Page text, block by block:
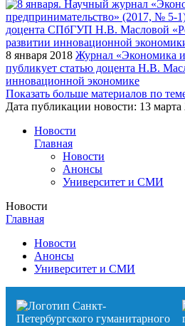
8 января 2018 Журнал «Экономика
публикует статью доцента Н.В.
инновационной экономике
Показать больше материалов по
Дата публикации новости: 13 марта
Новости
Главная
Новости
Анонсы
Университет и СМИ
Новости
Главная
Новости
Анонсы
Университет и СМИ